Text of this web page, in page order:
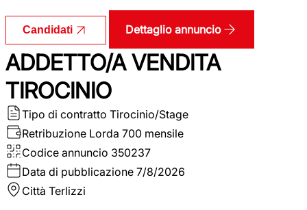
Candidati Dettaglio annuncio
ADDETTO/A VENDITA
TIROCINIO
Tipo di contratto Tirocinio/Stage
Retribuzione Lorda 700 mensile
Codice annuncio 350237
Data di pubblicazione 7/8/2026
Città Terlizzi